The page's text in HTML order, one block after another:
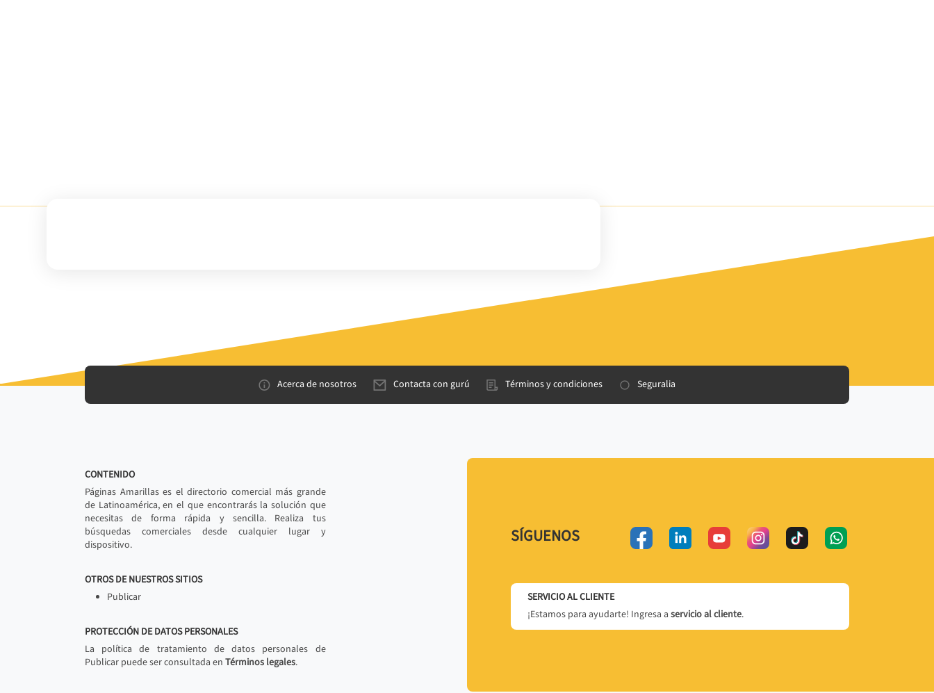
Acerca de nosotros Contacta con gurú Términos y condiciones Seguralia
CONTENIDO
Páginas Amarillas es el directorio comercial más grande
de Latinoamérica, en el que encontrarás la solución que
necesitas de forma rápida y sencilla. Realiza tus
búsquedas comerciales desde cualquier lugar y
dispositivo.
OTROS DE NUESTROS SITIOS
Publicar
PROTECCIÓN DE DATOS PERSONALES
La política de tratamiento de datos personales de
Publicar puede ser consultada en Términos legales.
SÍGUENOS
SERVICIO AL CLIENTE
¡Estamos para ayudarte! Ingresa a servicio al cliente.